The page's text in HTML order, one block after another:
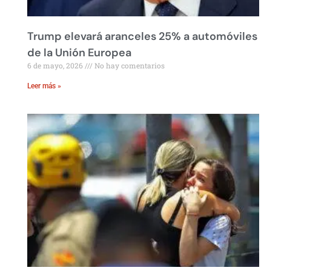
Trump elevará aranceles 25% a automóviles
de la Unión Europea
6 de mayo, 2026 No hay comentarios
Leer más »